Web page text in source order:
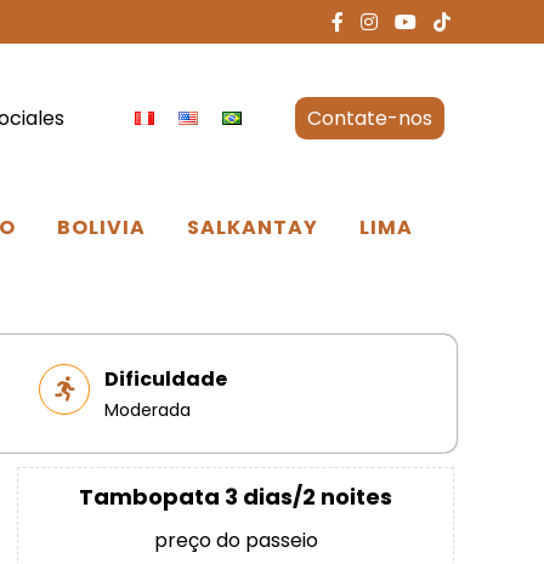
Contate-nos
BOLIVIA SALKANTAY LIMA
Dificuldade
Moderada
Tambopata 3 dias/2 noites
preço do passeio